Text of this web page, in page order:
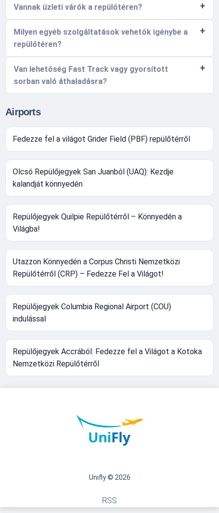
Vannak üzleti várók a repülőtéren?
Milyen egyéb szolgáltatások vehetők igénybe a
repülőtéren?
Van lehetőség Fast Track vagy gyorsított
sorban való áthaladásra?
Airports
Fedezze fel a világot Grider Field (PBF) repülőtérről
Olcsó Repülőjegyek San Juanból (UAQ): Kezdje
kalandját könnyedén
Repülőjegyek Quilpie Repülőtérről – Könnyedén a
Világba!
Utazzon Könnyedén a Corpus Christi Nemzetközi
Repülőtérről (CRP) – Fedezze Fel a Világot!
Repülőjegyek Columbia Regional Airport (COU)
indulással
Repülőjegyek Accrából: Fedezze fel a Világot a Kotoka
Nemzetközi Repülőtérről
Unifly © 2026
RSS